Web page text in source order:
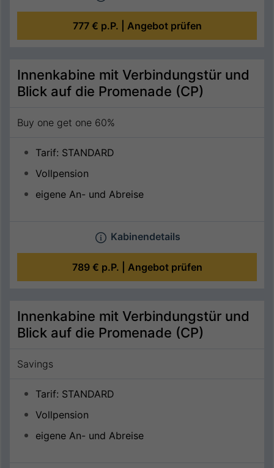
777 € p.P. | Angebot prüfen
Innenkabine mit Verbindungstür und
Blick auf die Promenade (CP)
Buy one get one 60%
Tarif: STANDARD
Vollpension
eigene An- und Abreise
Kabinendetails
789 € p.P. | Angebot prüfen
Innenkabine mit Verbindungstür und
Blick auf die Promenade (CP)
Savings
Tarif: STANDARD
Vollpension
eigene An- und Abreise